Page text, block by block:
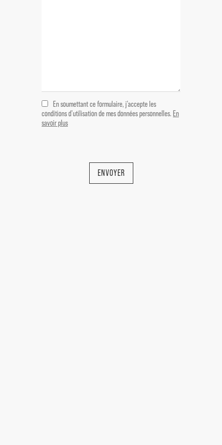
Drôme Provençale
En soumettant ce formulaire, j'accepte les
conditions d'utilisation de mes données personnelles. En
savoir plus
ENVOYER